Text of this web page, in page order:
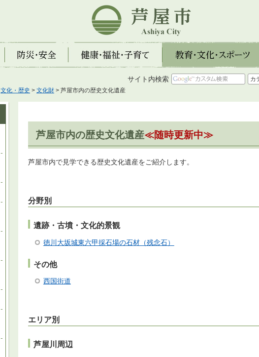
芦屋市
防災・安全 健康・福祉・子育て 教育・文化・スポーツ
サイト内検索
文化・歴史 > 文化財 > 芦屋市内の歴史文化遺産
芦屋市内の歴史文化遺産≪随時更新中≫
芦屋市内で見学できる歴史文化遺産をご紹介します。
分野別
遺跡・古墳・文化的景観
徳川大坂城東六甲採石場の石材（残念石）
その他
西国街道
エリア別
芦屋川周辺